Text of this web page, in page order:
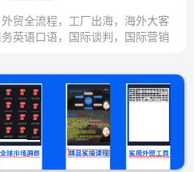
贸全流程，工厂出海，海外大客
英语口语，国际谈判，国际营销